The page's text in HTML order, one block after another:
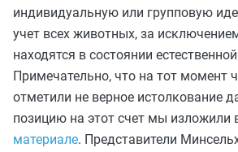
индивидуальную или групповую
учет всех животных, за
находятся в состоянии
Примечательно, что на тот момент
отметили не верное истолкование
позицию на этот счет мы изложили
материале. Представители